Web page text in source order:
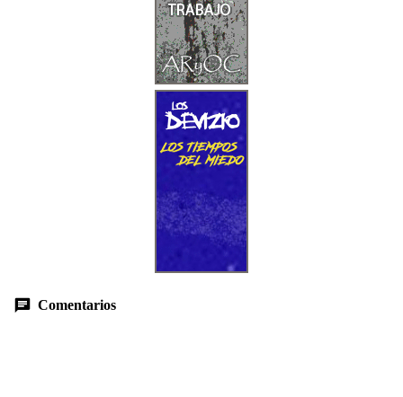
Comentarios